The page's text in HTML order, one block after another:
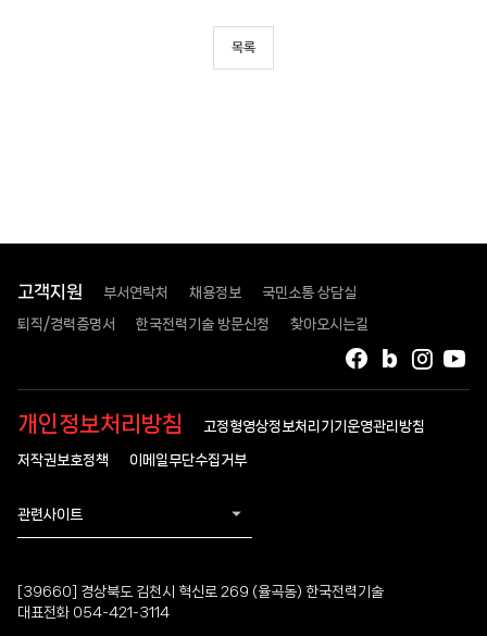
목록
고객지원 부서연락처 채용정보 국민소통 상담실
퇴직/경력증명서 한국전력기술 방문신청 찾아오시는길
인스
블로그
페이스북
개인정보처리방침 고정형영상정보처리기기운영관리방침
저작권보호정책 이메일무단수집거부
관련사이트
[39660] 경상북도 김천시 혁신로 269 (율곡동) 한국전력기술
대표전화 054-421-3114